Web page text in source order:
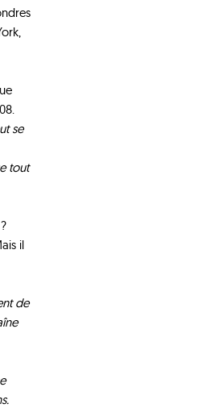
se
tout
il
de